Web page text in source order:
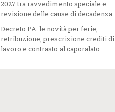
2027 tra ravvedimento speciale e
revisione delle cause di decadenza
Decreto PA: le novità per ferie,
retribuzione, prescrizione crediti di
lavoro e contrasto al caporalato